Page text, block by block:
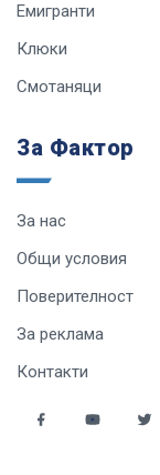
Емигранти
Клюки
Смотаняци
За Фактор
За нас
Общи условия
Поверителност
За реклама
Контакти